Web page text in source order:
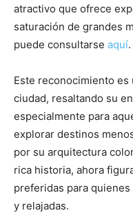
atractivo que ofrece
saturación de grandes
puede consultarse aquí.
Este reconocimiento
ciudad, resaltando su
especialmente para
explorar destinos
por su arquitectura
rica historia, ahora
preferidas para
y relajadas.